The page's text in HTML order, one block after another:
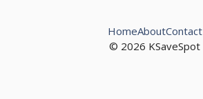
© 2026 KSaveSpot
HomeAboutContact